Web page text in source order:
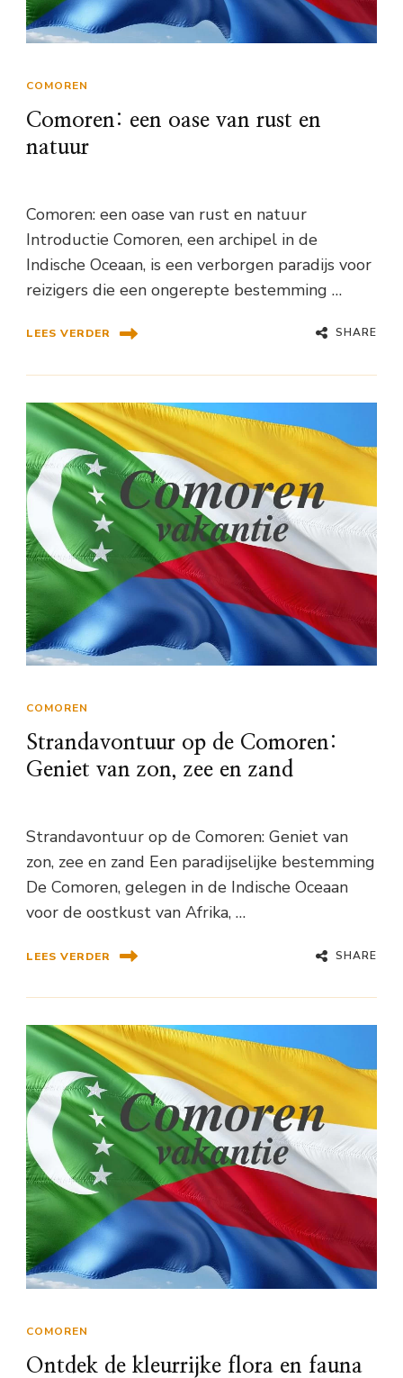
COMOREN
Comoren: een oase van rust en
natuur
Comoren: een oase van rust en natuur
Introductie Comoren, een archipel in de
Indische Oceaan, is een verborgen paradijs voor
reizigers die een ongerepte bestemming …
LEES VERDER SHARE
COMOREN
Strandavontuur op de Comoren:
Geniet van zon, zee en zand
Strandavontuur op de Comoren: Geniet van
zon, zee en zand Een paradijselijke bestemming
De Comoren, gelegen in de Indische Oceaan
voor de oostkust van Afrika, …
LEES VERDER SHARE
COMOREN
Ontdek de kleurrijke flora en fauna